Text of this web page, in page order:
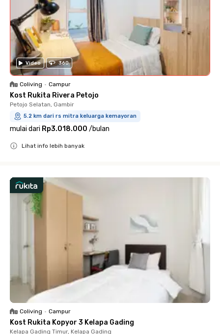
Video 360
Coliving • Campur
Kost Rukita Rivera Petojo
Petojo Selatan, Gambir
5.2 km dari rs mitra keluarga kemayoran
mulai dari Rp3.018.000 /bulan
Lihat info lebih banyak
Coliving • Campur
Kost Rukita Kopyor 3 Kelapa Gading
Kelapa Gading Timur, Kelapa Gading